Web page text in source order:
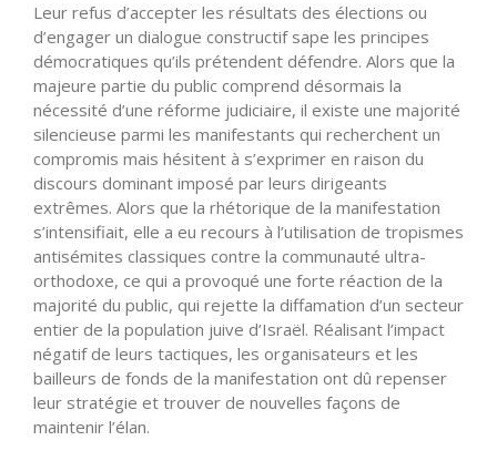
Leur refus d’accepter les résultats des élections ou
d’engager un dialogue constructif sape les principes
démocratiques qu’ils prétendent défendre. Alors que la
majeure partie du public comprend désormais la
nécessité d’une réforme judiciaire, il existe une majorité
silencieuse parmi les manifestants qui recherchent un
compromis mais hésitent à s’exprimer en raison du
discours dominant imposé par leurs dirigeants
extrêmes. Alors que la rhétorique de la manifestation
s’intensifiait, elle a eu recours à l’utilisation de tropismes
antisémites classiques contre la communauté ultra-
orthodoxe, ce qui a provoqué une forte réaction de la
majorité du public, qui rejette la diffamation d’un secteur
entier de la population juive d’Israël. Réalisant l’impact
négatif de leurs tactiques, les organisateurs et les
bailleurs de fonds de la manifestation ont dû repenser
leur stratégie et trouver de nouvelles façons de
maintenir l’élan.